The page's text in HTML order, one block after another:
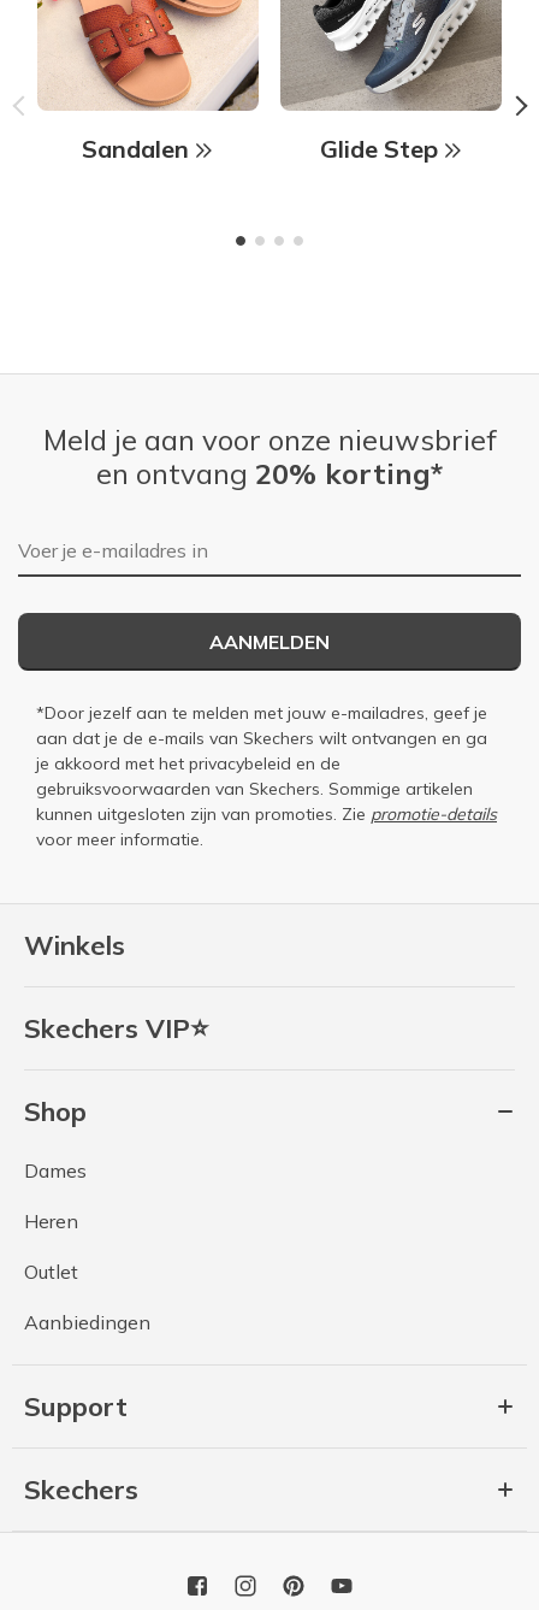
Sandalen Glide Step
Winkels
Skechers VIP⭐
Shop
Dames
Heren
Outlet
Aanbiedingen
Support
Skechers
Meld je aan voor onze nieuwsbrief
en ontvang 20% korting*
E-mailadres
AANMELDEN
*Door jezelf aan te melden met jouw e-mailadres, geef je
aan dat je de e-mails van Skechers wilt ontvangen en ga
je akkoord met het privacybeleid en de
gebruiksvoorwaarden van Skechers. Sommige artikelen
kunnen uitgesloten zijn van promoties. Zie promotie-details
voor meer informatie.